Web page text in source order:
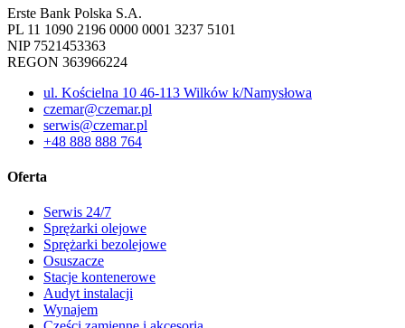
Erste Bank Polska S.A.
PL 11 1090 2196 0000 0001 3237 5101
NIP 7521453363
REGON 363966224
ul. Kościelna 10 46-113 Wilków k/Namysłowa
czemar@czemar.pl
serwis@czemar.pl
+48 888 888 764
Oferta
Serwis 24/7
Sprężarki olejowe
Sprężarki bezolejowe
Osuszacze
Stacje kontenerowe
Audyt instalacji
Wynajem